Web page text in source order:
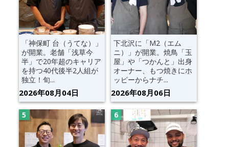
「神保町 台（うてな）」
が開業。老舗「浅草今
半」で20年超のキャリア
を持つ40代後半2人組が
独立！旬...
2026年08月04日
下北沢に「M2（エム
ニ）」が開業。焼鳥「玉
屋」や「つかんと」出身
オーナー、もつ焼きにホ
ッピーからナチ...
2026年08月06日